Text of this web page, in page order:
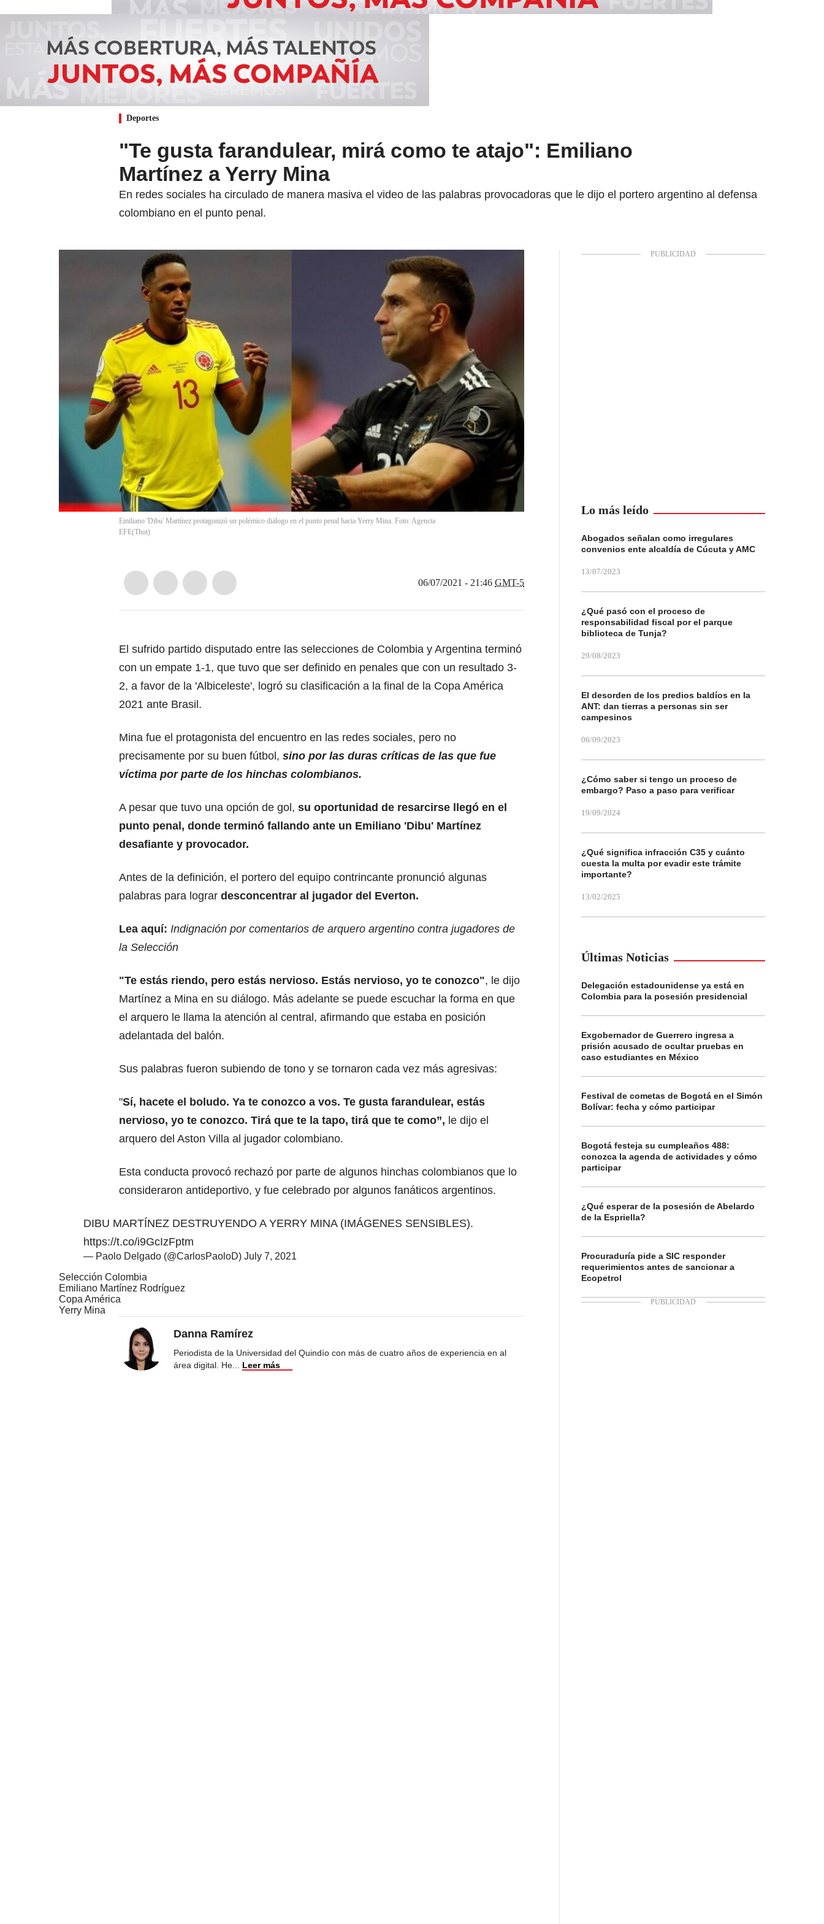
Deportes
"Te gusta farandulear, mirá como te atajo": Emiliano
Martínez a Yerry Mina
En redes sociales ha circulado de manera masiva el video de las palabras provocadoras que le dijo el portero argentino al defensa
colombiano en el punto penal.
Emiliano 'Dibu' Martínez protagonizó un polémico diálogo en el punto penal hacia Yerry Mina. Foto: Agencia
EFE(Thot)
06/07/2021 - 21:46 GMT-5
El sufrido partido disputado entre las selecciones de Colombia y Argentina terminó
con un empate 1-1, que tuvo que ser definido en penales que con un resultado 3-
2, a favor de la 'Albiceleste', logró su clasificación a la final de la Copa América
2021 ante Brasil.
Mina fue el protagonista del encuentro en las redes sociales, pero no
precisamente por su buen fútbol, sino por las duras críticas de las que fue
víctima por parte de los hinchas colombianos.
A pesar que tuvo una opción de gol, su oportunidad de resarcirse llegó en el
punto penal, donde terminó fallando ante un Emiliano 'Dibu' Martínez
desafiante y provocador.
Antes de la definición, el portero del equipo contrincante pronunció algunas
palabras para lograr desconcentrar al jugador del Everton.
Lea aquí: Indignación por comentarios de arquero argentino contra jugadores de
la Selección
"Te estás riendo, pero estás nervioso. Estás nervioso, yo te conozco", le dijo
Martínez a Mina en su diálogo. Más adelante se puede escuchar la forma en que
el arquero le llama la atención al central, afirmando que estaba en posición
adelantada del balón.
Sus palabras fueron subiendo de tono y se tornaron cada vez más agresivas:
"Sí, hacete el boludo. Ya te conozco a vos. Te gusta farandulear, estás
nervioso, yo te conozco. Tirá que te la tapo, tirá que te como”, le dijo el
arquero del Aston Villa al jugador colombiano.
Esta conducta provocó rechazó por parte de algunos hinchas colombianos que lo
consideraron antideportivo, y fue celebrado por algunos fanáticos argentinos.
DIBU MARTÍNEZ DESTRUYENDO A YERRY MINA (IMÁGENES SENSIBLES).
https://t.co/i9GcIzFptm
— Paolo Delgado (@CarlosPaoloD) July 7, 2021
Selección Colombia
Emiliano Martínez Rodríguez
Copa América
Yerry Mina
Danna Ramírez
Periodista de la Universidad del Quindío con más de cuatro años de experiencia en al
área digital. He
Leer más
Lo más leído
Abogados señalan como irregulares
convenios ente alcaldía de Cúcuta y AMC
13/07/2023
¿Qué pasó con el proceso de
responsabilidad fiscal por el parque
biblioteca de Tunja?
29/08/2023
El desorden de los predios baldíos en la
ANT: dan tierras a personas sin ser
campesinos
06/09/2023
¿Cómo saber si tengo un proceso de
embargo? Paso a paso para verificar
19/09/2024
¿Qué significa infracción C35 y cuánto
cuesta la multa por evadir este trámite
importante?
13/02/2025
Últimas Noticias
Delegación estadounidense ya está en
Colombia para la posesión presidencial
Exgobernador de Guerrero ingresa a
prisión acusado de ocultar pruebas en
caso estudiantes en México
Festival de cometas de Bogotá en el Simón
Bolívar: fecha y cómo participar
Bogotá festeja su cumpleaños 488:
conozca la agenda de actividades y cómo
participar
¿Qué esperar de la posesión de Abelardo
de la Espriella?
Procuraduría pide a SIC responder
requerimientos antes de sancionar a
Ecopetrol